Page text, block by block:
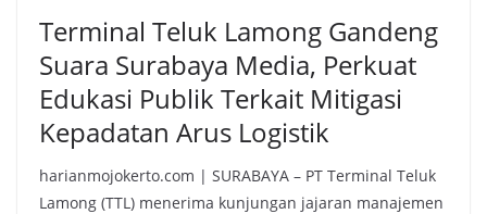
Terminal Teluk Lamong Gandeng
Suara Surabaya Media, Perkuat
Edukasi Publik Terkait Mitigasi
Kepadatan Arus Logistik
harianmojokerto.com | SURABAYA – PT Terminal Teluk
Lamong (TTL) menerima kunjungan jajaran manajemen